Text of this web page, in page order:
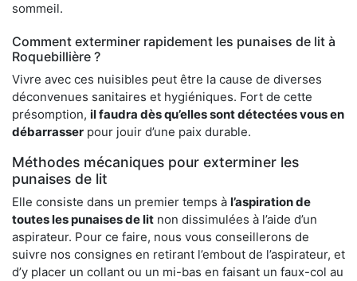
sommeil.
Comment exterminer rapidement les punaises de lit à
Roquebillière ?
Vivre avec ces nuisibles peut être la cause de diverses
déconvenues sanitaires et hygiéniques. Fort de cette
présomption, il faudra dès qu’elles sont détectées vous en
débarrasser pour jouir d’une paix durable.
Méthodes mécaniques pour exterminer les
punaises de lit
Elle consiste dans un premier temps à l’aspiration de
toutes les punaises de lit non dissimulées à l’aide d’un
aspirateur. Pour ce faire, nous vous conseillerons de
suivre nos consignes en retirant l’embout de l’aspirateur, et
d’y placer un collant ou un mi-bas en faisant un faux-col au